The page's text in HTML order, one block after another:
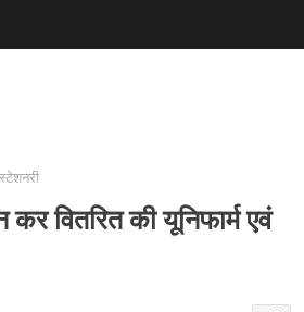
वितरित की यूनिफार्म एवं